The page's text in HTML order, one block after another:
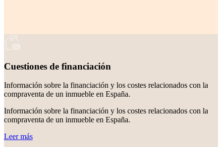
Cuestiones de financiación
Información sobre la financiación y los costes relacionados con la
compraventa de un inmueble en España.
Información sobre la financiación y los costes relacionados con la
compraventa de un inmueble en España.
Leer más